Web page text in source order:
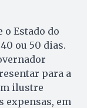
o Estado do
ou 50 dias.
para a
ilustre
expensas, em